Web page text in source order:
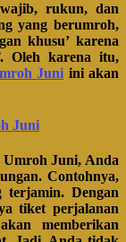
wajib, rukun, dan
yang berumroh,
khusu’ karena
Oleh karena itu,
Juni ini akan
Juni
Umroh Juni, Anda
Contohnya,
terjamin. Dengan
tiket perjalanan
memberikan